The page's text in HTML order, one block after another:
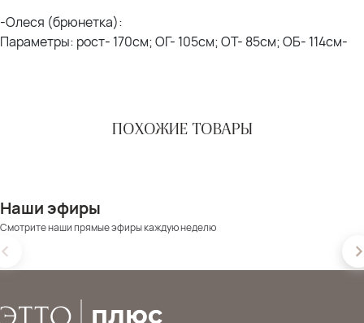
-Олеся (брюнетка):
Параметры: рост- 170см; ОГ- 105см; ОТ- 85см; ОБ- 114см-
ПОХОЖИЕ ТОВАРЫ
Наши эфиры
Смотрите наши прямые эфиры каждую неделю